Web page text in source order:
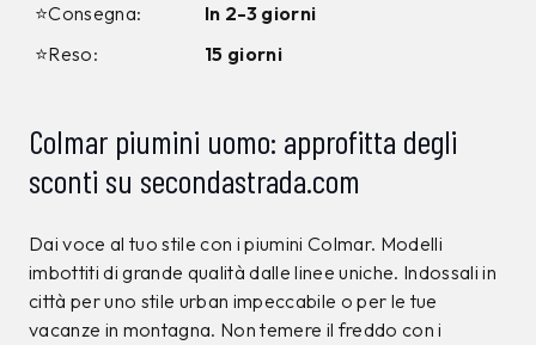
⭐Consegna:
In 2-3 giorni
⭐Reso:
15 giorni
Colmar piumini uomo: approfitta degli
sconti su secondastrada.com
Dai voce al tuo stile con i piumini Colmar. Modelli
imbottiti di grande qualità dalle linee uniche. Indossali in
città per uno stile urban impeccabile o per le tue
vacanze in montagna. Non temere il freddo con i